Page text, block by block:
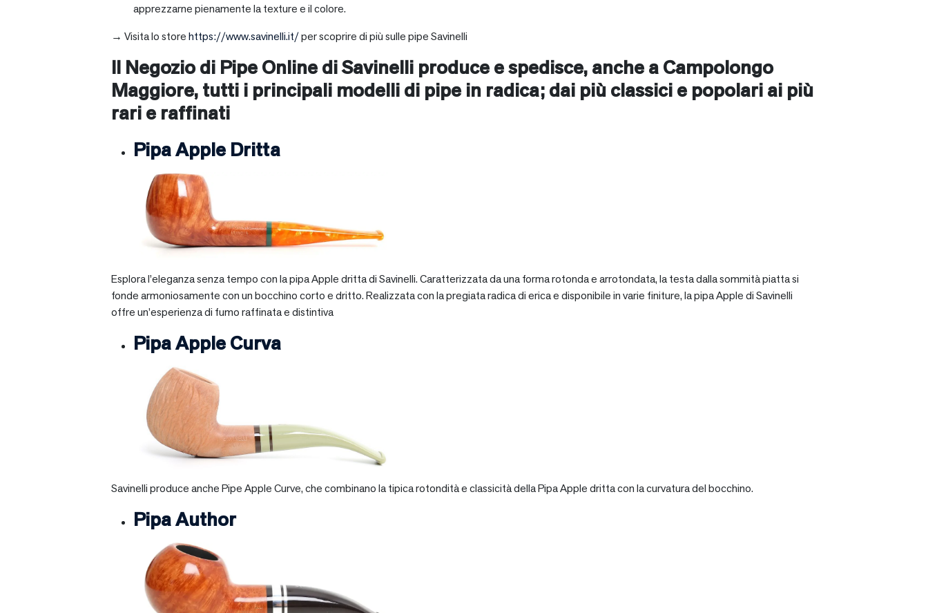
apprezzarne pienamente la texture e il colore.
→ Visita lo storehttps://www.savinelli.it/per scoprire di più sulle pipe Savinelli
Il Negozio di Pipe Online di Savinelli produce e spedisce, anche aCampolongo
Maggiore, tutti i principali modelli di pipe in radica; dai più classici e popolari ai più
rari e raffinati
Pipa Apple Dritta
Esplora l’eleganza senza tempo con la pipa Apple dritta di Savinelli. Caratterizzata da una forma rotonda e arrotondata, la testa dalla sommità piatta si
fonde armoniosamente con un bocchino corto e dritto. Realizzata con la pregiata radica di erica e disponibile in varie finiture, la pipa Apple di Savinelli
offre un’esperienza di fumo raffinata e distintiva
Pipa Apple Curva
Savinelli produce anche Pipe Apple Curve, che combinano la tipica rotondità e classicità della Pipa Apple dritta con la curvatura del bocchino.
Pipa Author